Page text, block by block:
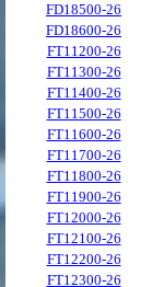
FD18500-26
FD18600-26
FT11200-26
FT11300-26
FT11400-26
FT11500-26
FT11600-26
FT11700-26
FT11800-26
FT11900-26
FT12000-26
FT12100-26
FT12200-26
FT12300-26